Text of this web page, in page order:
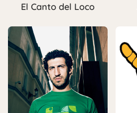
El Canto del Loco